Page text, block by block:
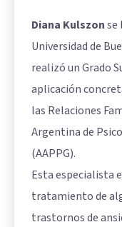
Diana Kulszonse
Universidad de
realizó un Grado
aplicación
las Relaciones
Argentina de
(AAPPG).
Esta especialista
tratamiento de
trastornos de